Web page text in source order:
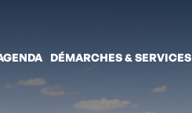
DÉMARCHES & SERVICES